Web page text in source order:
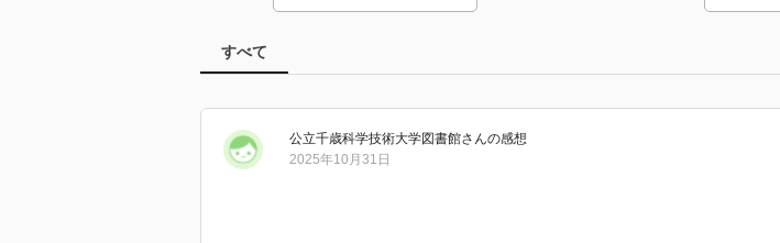
すべて
公立千歳科学技術大学図書館さんの感想
2025年10月31日